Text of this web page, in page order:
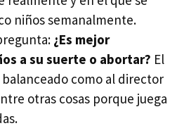
niños semanalmente.
¿Es mejor
a su suerte o abortar? El
como al director
otras cosas porque juega